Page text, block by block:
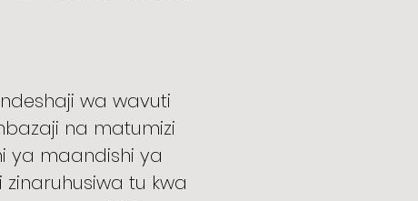
wa wavuti
na matumizi
ya maandishi ya
tu kwa